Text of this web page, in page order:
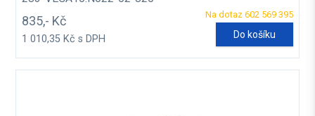
Na dotaz 602 569 395
835,- Kč
1 010,35 Kč s DPH Do košíku